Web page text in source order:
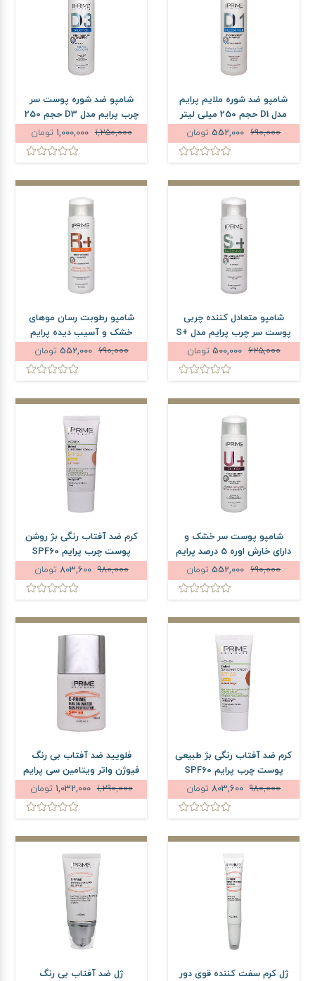
شامپو ضد شوره ملایم پرایم
مدل D1 حجم 250 میلی لیتر
690,000
تومان
شامپو ضد شوره پوست سر
چرب پرایم مدل D3 حجم 250
میلی لیتر1,250,000
1,000,000 تومان
شامپو متعادل کننده چربی
پوست سر چرب پرایم مدل +S
حجم 250 میلی لیتر
625,000
500,000 تومان
شامپو رطوبت رسان موهای
خشک و آسیب دیده پرایم
مدل +R حجم 250 میلی لیتر
690,000
552,000 تومان
شامپو پوست سر خشک و
دارای خارش اوره 5 درصد پرایم
مدل +U حجم 250 میلی لیتر
690,000 تومان
کرم ضد آفتاب رنگی بژ روشن
پوست چرب پرایم SPF60
حجم 40 میلی لیتر
980,000
803,600 تومان
کرم ضد آفتاب رنگی بژ طبیعی
پوست چرب پرایم SPF60
حجم 40 میلی لیتر
980,000 تومان
فلویید ضد آفتاب بی رنگ
فیوژن واتر ویتامین سی پرایم
SPF50 حجم 40 میلی لیتر
1,290,000
1,032,000 تومان
ژل کرم سفت کننده قوی دور ژل ضد آفتاب بی رنگ